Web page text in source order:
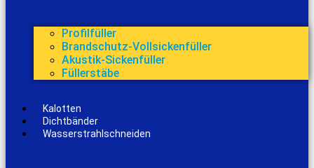
Profilfüller
Brandschutz-Vollsickenfüller
Akustik-Sickenfüller
Füllerstäbe
Kalotten
Dichtbänder
Wasserstrahlschneiden